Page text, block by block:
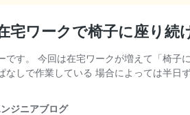
宅ワークで椅子に座り続
です。 今回は在宅ワークが増えて「椅
なしで作業している 場合によっては半
ジニアブログ